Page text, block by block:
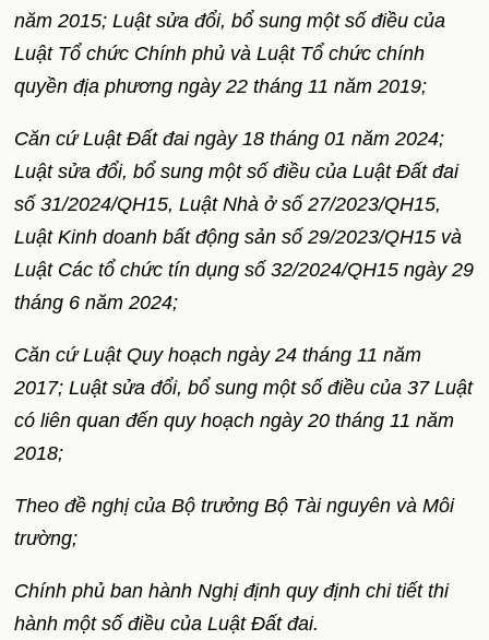
năm 2015; Luật sửa đổi, bổ sung một số điều của
Luật Tổ chức Chính phủ và Luật Tổ chức chính
quyền địa phương ngày 22 tháng 11 năm 2019;
Căn cứ Luật Đất đai ngày 18 tháng 01 năm 2024;
Luật sửa đổi, bổ sung một số điều của Luật Đất đai
số 31/2024/QH15, Luật Nhà ở số 27/2023/QH15,
Luật Kinh doanh bất động sản số 29/2023/QH15 và
Luật Các tổ chức tín dụng số 32/2024/QH15 ngày 29
tháng 6 năm 2024;
Căn cứ Luật Quy hoạch ngày 24 tháng 11 năm
2017; Luật sửa đổi, bổ sung một số điều của 37 Luật
có liên quan đến quy hoạch ngày 20 tháng 11 năm
2018;
Theo đề nghị của Bộ trưởng Bộ Tài nguyên và Môi
trường;
Chính phủ ban hành Nghị định quy định chi tiết thi
hành một số điều của Luật Đất đai.